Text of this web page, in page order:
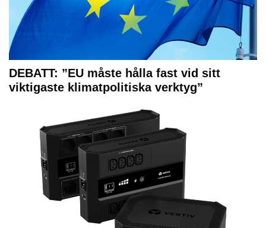
DEBATT: ”EU måste hålla fast vid sitt
viktigaste klimatpolitiska verktyg”